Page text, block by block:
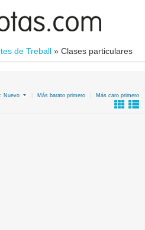
de Treball » Clases particulares
Nuevo Más barato primero Más caro primero